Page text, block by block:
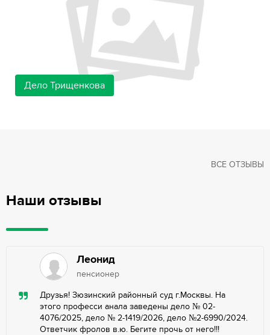
Дело Трищенкова
Наши отзывы
ВСЕ ОТЗЫВЫ
Леонид
пенсионер
Друзья! Зюзинский районный суд г.Москвы. На
этого професси анала заведены дело № 02-
4076/2025, дело № 2-1419/2026, дело №2-6990/2024.
Ответчик фролов в.ю. Бегите прочь от него!!!